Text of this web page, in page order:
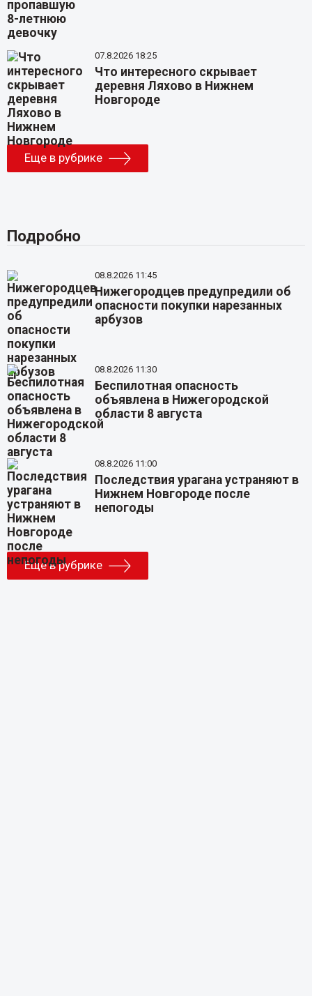
07.8.2026 18:25
Что интересного скрывает
деревня Ляхово в Нижнем
Новгороде
Еще в рубрике
Подробно
08.8.2026 11:45
Нижегородцев предупредили об
опасности покупки нарезанных
арбузов
08.8.2026 11:30
Беспилотная опасность
объявлена в Нижегородской
области 8 августа
08.8.2026 11:00
Последствия урагана устраняют в
Нижнем Новгороде после
непогоды
Еще в рубрике